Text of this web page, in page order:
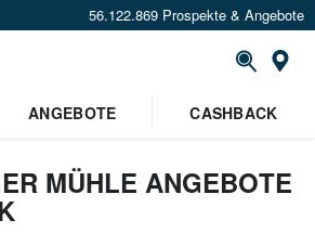
56.122.869 Prospekte & Angebote
Standort festlegen
ANGEBOTE CASHBACK
MÜHLE ANGEBOTE